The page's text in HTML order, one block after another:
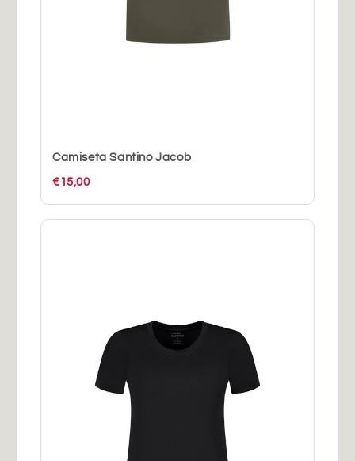
Camiseta Santino Jacob
€15,00